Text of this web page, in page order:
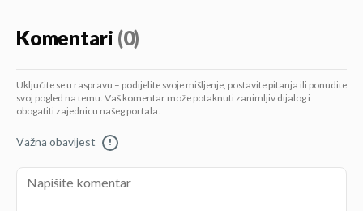
Komentari (0)
Uključite se u raspravu – podijelite svoje mišljenje, postavite pitanja ili ponudite
svoj pogled na temu. Vaš komentar može potaknuti zanimljiv dijalog i
obogatiti zajednicu našeg portala.
Važna obavijest !